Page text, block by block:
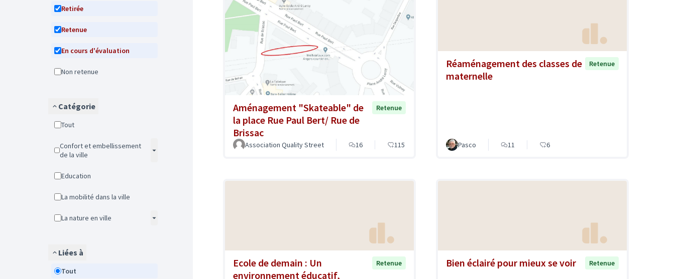
Retirée
Retenue
En cours d'évaluation
Non retenue
Catégorie
Tout
Confort et embellissement
de la ville
Education
La mobilité dans la ville
La nature en ville
Liées à
Tout
Aménagement "Skateable" de
la place Rue Paul Bert/ Rue de
Brissac
Retenue
Association Quality Street 16 115
Réaménagement des classes de
maternelle
Retenue
Pasco 11 6
Ecole de demain : Un
environnement éducatif,
Retenue Bien éclairé pour mieux se voir Retenue